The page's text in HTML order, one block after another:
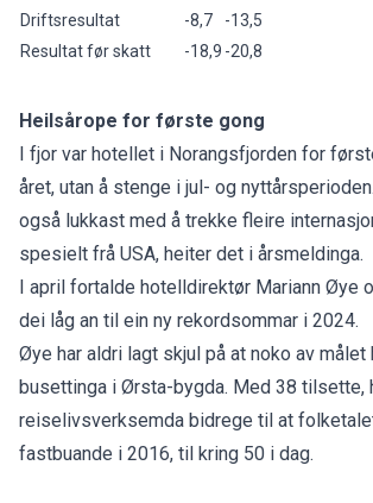
Driftsresultat
-8,7
-13,5
Resultat før skatt
-18,9 -20,8
Heilsårope for første gong
I fjor var hotellet i Norangsfjorden for
året, utan å stenge i jul- og
også lukkast med å trekke fleire
spesielt frå USA, heiter det i årsmeldinga.
I april fortalde hotelldirektør Mariann Øye
dei låg an til ein ny rekordsommar i 2024.
Øye har aldri lagt skjul på at noko av målet
busettinga i Ørsta-bygda. Med 38 tilsette,
reiselivsverksemda bidrege til at
fastbuande i 2016, til kring 50 i dag.